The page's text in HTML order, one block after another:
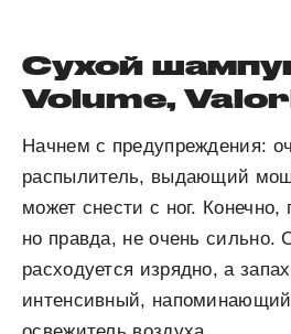
Сухой
Volume,
Начнем с предупреждения:
распылитель, выдающий
может снести с ног. Конечно,
но правда, не очень сильно.
расходуется изрядно, а
интенсивный, напоминающий